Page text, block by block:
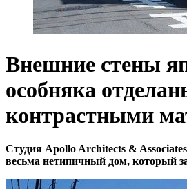
Внешние стены
особняка
контрастными
Студия Apollo Architects &
весьма нетипичный дом, который